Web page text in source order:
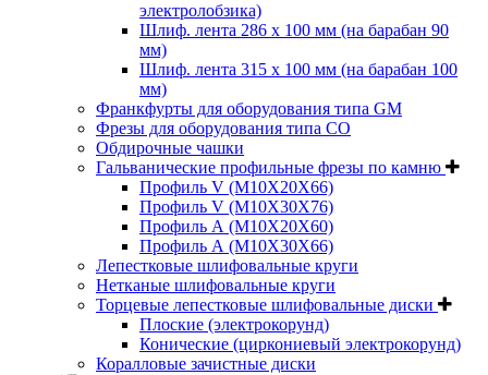
электролобзика)
Шлиф. лента 286 х 100 мм (на барабан 90
мм)
Шлиф. лента 315 х 100 мм (на барабан 100
мм)
Франкфурты для оборудования типа GM
Фрезы для оборудования типа СО
Обдирочные чашки
Гальванические профильные фрезы по камню
Профиль V (M10X20X66)
Профиль V (M10X30X76)
Профиль А (М10Х20Х60)
Профиль А (М10Х30Х66)
Лепестковые шлифовальные круги
Нетканые шлифовальные круги
Торцевые лепестковые шлифовальные диски
Плоские (электрокорунд)
Конические (циркониевый электрокорунд)
Коралловые зачистные диски